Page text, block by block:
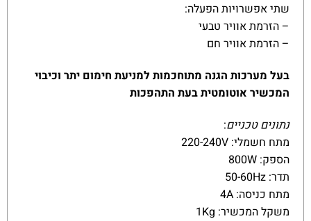
שתי אפשרויות הפעלה:
– הזרמת אוויר טבעי
– הזרמת אוויר חם
בעל מערכות הגנה מתוחכמות למניעת חימום יתר וכיבוי
המכשיר אוטומטית בעת התהפכות
נתונים טכניים:
מתח חשמלי: 220-240V
הספק: 800W
תדר: 50-60Hz
מתח כניסה: 4A
משקל המכשיר: 1Kg